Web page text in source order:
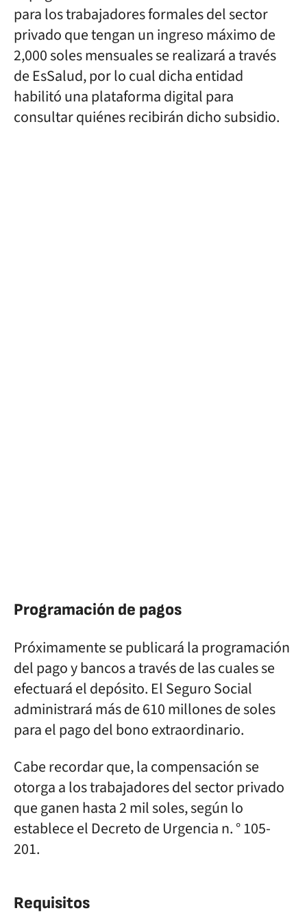
para los trabajadores formales del sector
privado que tengan un ingreso máximo de
2,000 soles mensuales se realizará a través
de EsSalud, por lo cual dicha entidad
habilitó una plataforma digital para
consultar quiénes recibirán dicho subsidio.
Programación de pagos
Próximamente se publicará la programación
del pago y bancos a través de las cuales se
efectuará el depósito. El Seguro Social
administrará más de 610 millones de soles
para el pago del bono extraordinario.
Cabe recordar que, la compensación se
otorga a los trabajadores del sector privado
que ganen hasta 2 mil soles, según lo
establece el Decreto de Urgencia n. ° 105-
201.
Requisitos